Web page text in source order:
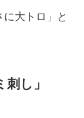
大トロ」と
し」